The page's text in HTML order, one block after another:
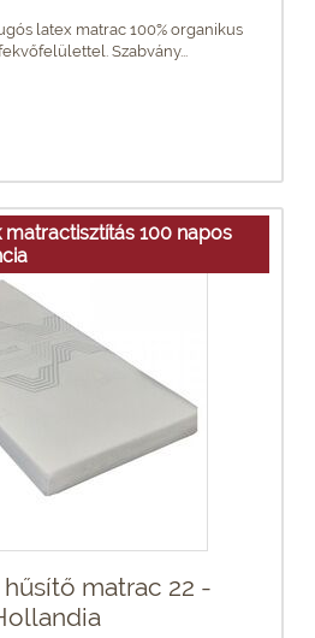
latex matrac 100% organikus
Szabvány...
100 napos
matrac 22 -